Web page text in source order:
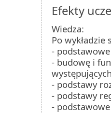
Efekty
Wiedza:
Po wykładzie
-
- budowę i
- podstawy
- podstawy
-